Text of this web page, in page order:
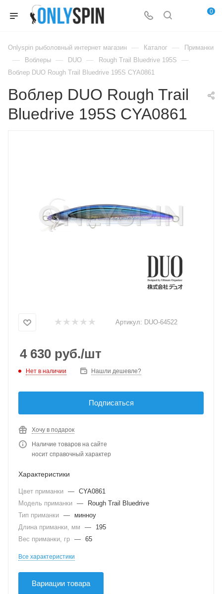
0
Onlyspin рыболовный интернет магазин — Каталог — Приманки
— Воблеры — DUO — Rough Trail Bluedrive 195S —
Воблер DUO Rough Trail Bluedrive 195S CYA0861
Воблер DUO Rough Trail
Bluedrive 195S CYA0861
Артикул: DUO-64522
4 630 руб./шт
Нет в наличии Нашли дешевле?
Подписаться
Хочу в подарок
Наличие товаров на сайте
носит справочный характер
Характеристики
Цвет приманки — CYA0861
Модель приманки —
Rough Trail Bluedrive
Тип приманки —
минноу
Длина приманки, мм
—
195
Вес приманки, гр — 65
Все характеристики
Вариации товара